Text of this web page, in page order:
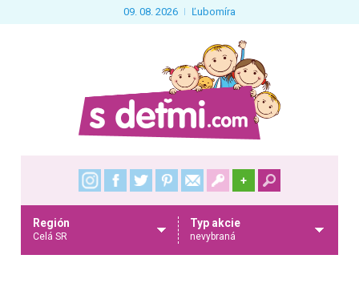
09. 08. 2026 Ľubomíra
+
Región
Celá SR
Typ akcie
nevybraná